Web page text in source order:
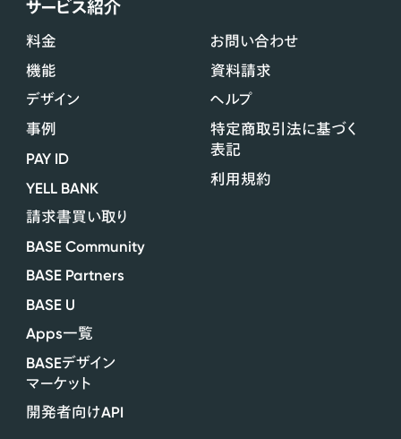
サービス紹介
料金
機能
デザイン
事例
PAY ID
YELL BANK
請求書買い取り
BASE Community
BASE Partners
BASE U
Apps一覧
BASEデザイン
マーケット
開発者向けAPI
お問い合わせ
資料請求
ヘルプ
特定商取引法に基づく
表記
利用規約